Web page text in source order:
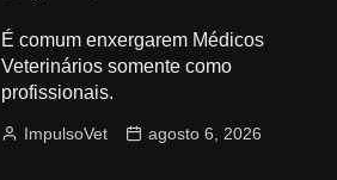
É comum enxergarem Médicos
Veterinários somente como
profissionais.
ImpulsoVet agosto 6, 2026